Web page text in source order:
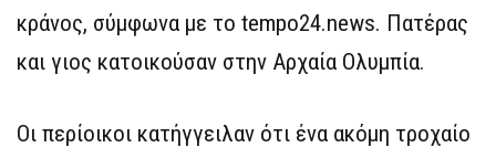
κράνος, σύμφωνα με το tempo24.news. Πατέρας
και γιος κατοικούσαν στην Αρχαία Ολυμπία.
Οι περίοικοι κατήγγειλαν ότι ένα ακόμη τροχαίο